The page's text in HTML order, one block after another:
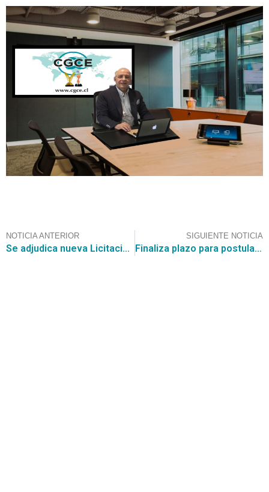
NOTICIA ANTERIOR
Se adjudica nueva Licitación Convenio Marco de Emergencias y Prevención para la Protección Civil
SIGUIENTE NOTICIA
Finaliza plazo para postular a la licitación de convenio marco de insumos y dispositivos médicos